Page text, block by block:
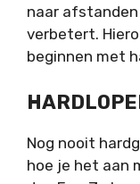
naar
verbetert.
beginnen met
Nog nooit
hoe je het aan